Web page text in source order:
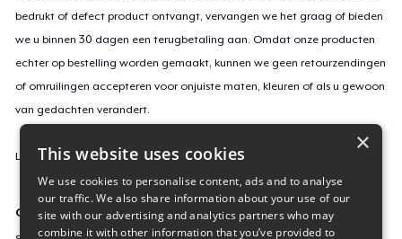
bedrukt of defect product ontvangt, vervangen we het graag of bieden
we u binnen 30 dagen een terugbetaling aan. Omdat onze producten
echter op bestelling worden gemaakt, kunnen we geen retourzendingen
of omruilingen accepteren voor onjuiste maten, kleuren of als u gewoon
van gedachten verandert.
Lees hier meer over onze retourvoorwaarden.
Campagne-ID
×
This website uses cookies
We use cookies to personalise content, ads and to analyse
our traffic. We also share information about your use of our
site with our advertising and analytics partners who may
combine it with other information that you’ve provided to